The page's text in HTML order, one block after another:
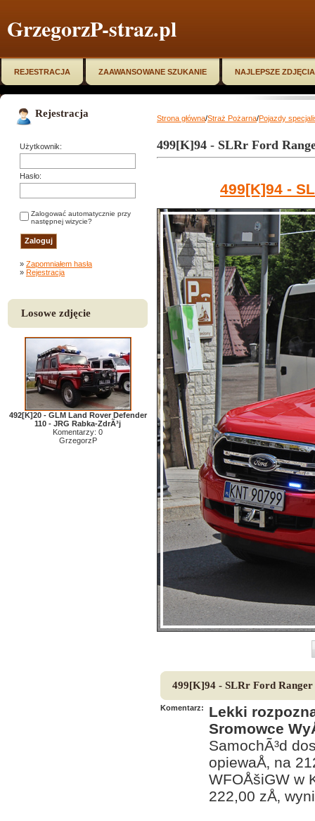
GrzegorzP-straz.pl
REJESTRACJA ZAAWANSOWANE SZUKANIE NAJLEPSZE ZDJĘCIA
Rejestracja
Użytkownik:
Hasło:
Zalogować automatycznie przy
następnej wizycie?
» Zapomniałem hasła
» Rejestracja
Losowe zdjęcie
492[K]20 - GLM Land Rover Defender
110 - JRG Rabka-ZdrÃ³j
Komentarzy: 0
GrzegorzP
Strona główna/Straż Pożarna/Pojazdy
499[K]94 - SLRr Ford
499[K]94 -
499[K]94 - SLRr Ford
Komentarz:
Lekki
Sromowce
SamochÃ³d
opiewaÅ‚ na
WFOÅšiGW w
222,00 zÅ‚